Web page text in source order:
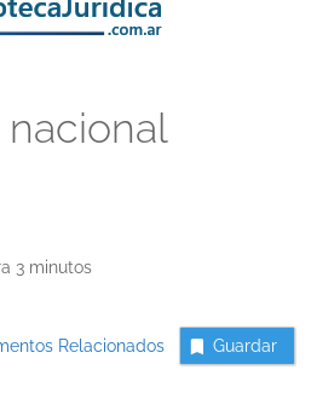
3 minutos
Relacionados Guardar